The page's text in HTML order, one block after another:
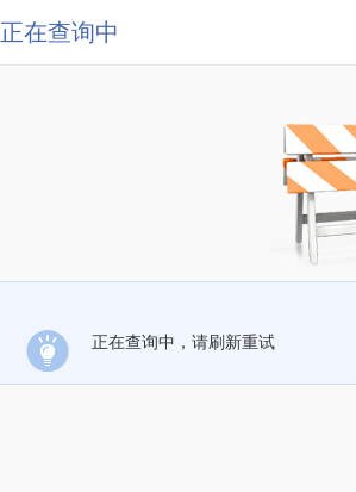
正在查询中
正在查询中，请刷新重试